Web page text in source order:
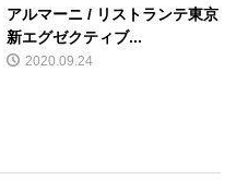
アルマーニ / リストランテ東京
新エグゼクティブ...
2020.09.24